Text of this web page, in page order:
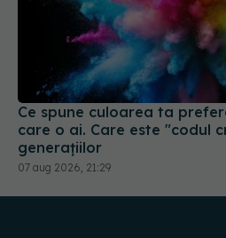
Ce spune culoarea ta
care o ai. Care este "codul
generațiilor
07 aug 2026, 21:29